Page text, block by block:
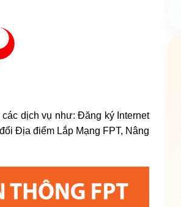
dịch vụ như: Đăng ký Internet
Địa điểm Lắp Mạng FPT, Nâng